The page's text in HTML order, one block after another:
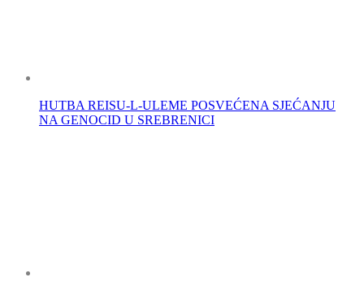
HUTBA REISU-L-ULEME POSVEĆENA SJEĆANJU
NA GENOCID U SREBRENICI